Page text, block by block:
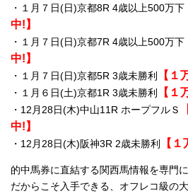
・１月７日(日)京都8R 4歳以上500万下
中!】
・１月７日(日)京都7R 4歳以上500万下
中!】
・１月７日(日)京都5R 3歳未勝利 【１
・１月６日(土)京都1R 3歳未勝利 【１
・12月28日(木)中山11R ホープフルＳ
中!】
・12月28日(木)阪神3R 2歳未勝利 【
的中馬券に直結する関西馬情報を専門
だからこそ入手できる、オフレコ級の